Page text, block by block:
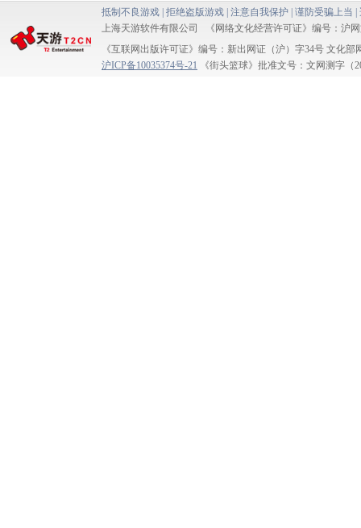
抵制不良游戏 | 拒绝盗版游戏 | 注意自我保护 | 谨防受骗上当
上海天游软件有限公司 《网络文化经营许可证》编号：沪
《互联网出版许可证》编号：新出网证（沪）字34号 文化
沪ICP备10035374号-21 《街头篮球》批准文号：文网测字（